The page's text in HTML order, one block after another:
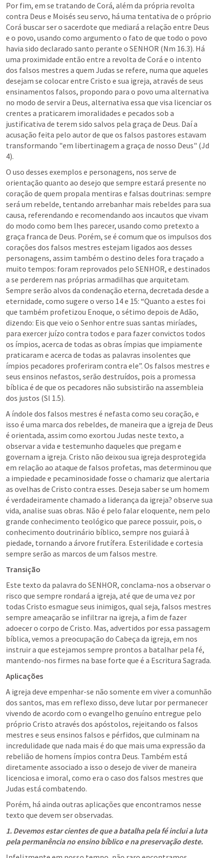
Por fim, em se tratando de Corá, além da própria revolta
contra Deus e Moisés seu servo, há uma tentativa de o próprio
Corá buscar ser o sacerdote que mediará a relação entre Deus
e o povo, usando como argumento o fato de que todo o povo
havia sido declarado santo perante o SENHOR (Nm 16.3). Há
uma proximidade então entre a revolta de Corá e o intento
dos falsos mestres a quem Judas se refere, numa que aqueles
desejam se colocar entre Cristo e sua igreja, através de seus
ensinamentos falsos, propondo para o povo uma alternativa
no modo de servir a Deus, alternativa essa que visa licenciar os
crentes a praticarem imoralidades e pecados sob a
justificativa de terem sido salvos pela graça de Deus. Daí a
acusação feita pelo autor de que os falsos pastores estavam
transformando "em libertinagem a graça de nosso Deus" (Jd
4).
O uso desses exemplos e personagens, nos serve de
orientação quanto ao desejo que sempre estará presente no
coração de quem propala mentiras e falsas doutrinas: sempre
será um rebelde, tentando arrebanhar mais rebeldes para sua
causa, referendando e recomendando aos incautos que vivam
do modo como bem lhes parecer, usando como pretexto a
graça franca de Deus. Porém, se é comum que os impulsos dos
corações dos falsos mestres estejam ligados aos desses
personagens, assim também o destino deles fora traçado a
muito tempos: foram reprovados pelo SENHOR, e destinados
a se perderem nas próprias armadilhas que arquitetam.
Sempre serão alvos da condenação eterna, decretada desde a
eternidade, como sugere o verso 14 e 15: “Quanto a estes foi
que também profetizou Enoque, o sétimo depois de Adão,
dizendo: Eis que veio o Senhor entre suas santas miríades,
para exercer juízo contra todos e para fazer convictos todos
os ímpios, acerca de todas as obras ímpias que impiamente
praticaram e acerca de todas as palavras insolentes que
ímpios pecadores proferiram contra ele”. Os falsos mestres e
seus ensinos nefastos, serão destruídos, pois a promessa
bíblica é de que os pecadores não subsistirão na assembleia
dos justos (Sl 1.5).
A índole dos falsos mestres é nefasta como seu coração, e
isso é uma marca dos rebeldes, de maneira que a igreja de Deus
é orientada, assim como exortou Judas neste texto, a
observar a vida e testemunho daqueles que pregam e
governam a igreja. Cristo não deixou sua igreja desprotegida
em relação ao ataque de falsos profetas, mas determinou que
a impiedade e pecaminosidade fosse o chamariz que alertaria
as ovelhas de Cristo contra esses. Deseja saber se um homem
é verdadeiramente chamado a liderança da igreja? observe sua
vida, analise suas obras. Não é pelo falar eloquente, nem pelo
grande conhecimento teológico que parece possuir, pois, o
conhecimento doutrinário bíblico, sempre nos guiará à
piedade, tornando a árvore frutífera. Esterilidade e cortesia
sempre serão as marcos de um falsos mestre.
Transição
Este texto da palavra do SENHOR, conclama-nos a observar o
risco que sempre rondará a igreja, até que de uma vez por
todas Cristo esmague seus inimigos, qual seja, falsos mestres
sempre ameaçarão se infiltrar na igreja, a fim de fazer
adoecer o corpo de Cristo. Mas, advertidos por essa passagem
bíblica, vemos a preocupação do Cabeça da igreja, em nos
instruir a que estejamos sempre prontos a batalhar pela fé,
mantendo-nos firmes na base forte que é a Escritura Sagrada.
Aplicações
A igreja deve empenhar-se não somente em viver a comunhão
dos santos, mas em reflexo disso, deve lutar por permanecer
vivendo de acordo com o evangelho genuíno entregue pelo
próprio Cristo através dos apóstolos, rejeitando os falsos
mestres e seus ensinos falsos e pérfidos, que culminam na
incredulidade que nada mais é do que mais uma expressão da
rebelião de homens ímpios contra Deus. Também está
diretamente associado a isso o desejo de viver de maneira
licenciosa e imoral, como era o caso dos falsos mestres que
Judas está combatendo.
Porém, há ainda outras aplicações que encontramos nesse
texto que devem ser observadas.
1. Devemos estar cientes de que a batalha pela fé inclui a luta
pela permanência no ensino bíblico e na preservação deste.